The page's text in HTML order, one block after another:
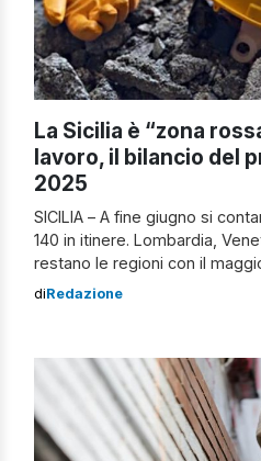
La Sicilia è “zona
lavoro, il bilancio del
2025
SICILIA – A fine giugno si
140 in itinere. Lombardia,
restano le regioni con il
settori più colpiti: Costruzioni,
sul lavoro, […]
diRedazione